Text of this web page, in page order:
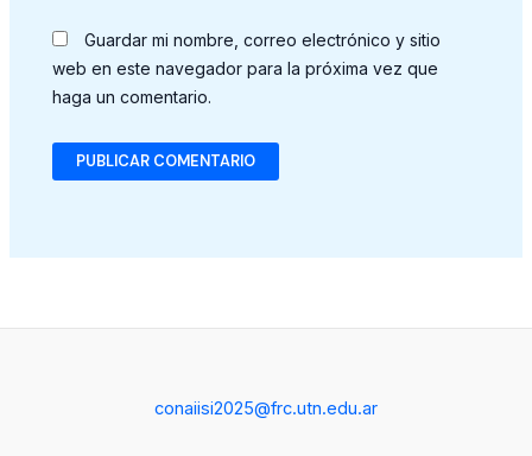
Guardar mi nombre, correo electrónico y sitio
web en este navegador para la próxima vez que
haga un comentario.
conaiisi2025@frc.utn.edu.ar